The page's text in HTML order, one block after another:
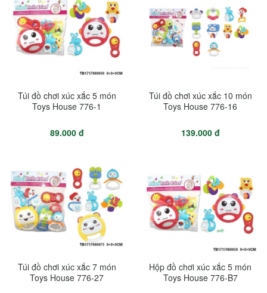
Túi đồ chơi xúc xắc 5 món
Toys House 776-1
89.000 đ
Túi đồ chơi xúc xắc 10 món
Toys House 776-16
139.000 đ
Túi đồ chơi xúc xắc 7 món
Toys House 776-27
Hộp đồ chơi xúc xắc 5 món
Toys House 776-B7